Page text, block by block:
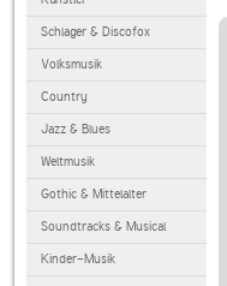
Schlager & Discofox
Volksmusik
Country
Jazz & Blues
Weltmusik
Gothic & Mittelalter
Soundtracks & Musical
Kinder-Musik